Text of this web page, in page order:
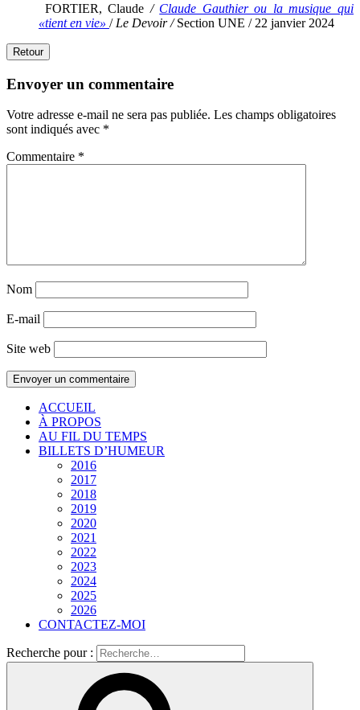
FORTIER, Claude / Claude Gauthier ou la musique qui
«tient en vie» / Le Devoir /Section UNE / 22 janvier 2024
Retour
Envoyer un commentaire
Votre adresse e-mail ne sera pas publiée. Les champs obligatoires
sont indiqués avec *
Commentaire *
Nom
E-mail
Site web
ACCUEIL
À PROPOS
AU FIL DU TEMPS
BILLETS D’HUMEUR
2016
2017
2018
2019
2020
2021
2022
2023
2024
2025
2026
CONTACTEZ-MOI
Recherche pour :